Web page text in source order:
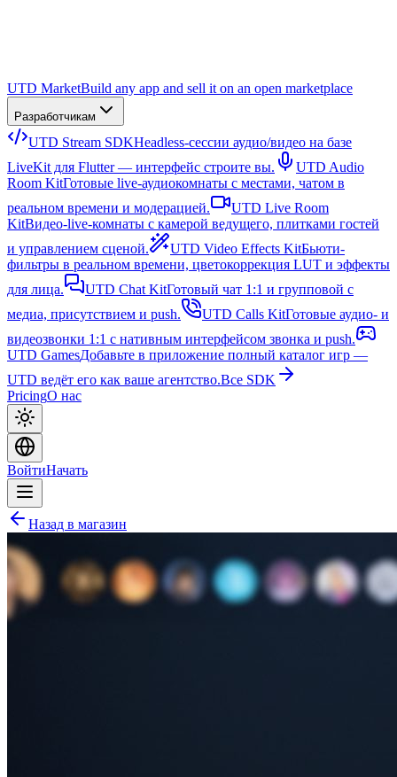
UTD MarketBuild any app and sell it on an open marketplace
Разработчикам
UTD Stream SDKHeadless-сессии аудио/видео на базе
LiveKit для Flutter — интерфейс строите вы.
UTD Audio
Room KitГотовые live-аудиокомнаты с местами, чатом в
реальном времени и модерацией.
UTD Live Room
KitВидео-live-комнаты с камерой ведущего, плитками гостей
и управлением сценой.
UTD Video Effects KitБьюти-
фильтры в реальном времени, цветокоррекция LUT и эффекты
для лица.
UTD Chat KitГотовый чат 1:1 и групповой с
медиа, присутствием и push.
UTD Calls KitГотовые аудио- и
видеозвонки 1:1 с нативным интерфейсом звонка и push.
UTD GamesДобавьте в приложение полный каталог игр —
UTD ведёт его как ваше агентство.Все SDK
PricingО нас
ВойтиНачать
Назад в магазин